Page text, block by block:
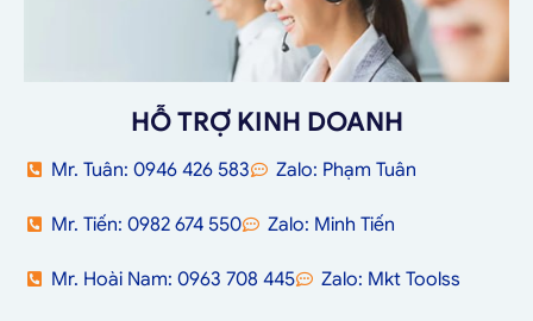
HỖ TRỢ KINH DOANH
Mr. Tuân: 0946 426 583 Zalo: Phạm Tuân
Mr. Tiến: 0982 674 550 Zalo: Minh Tiến
Mr. Hoài Nam: 0963 708 445 Zalo: Mkt Toolss